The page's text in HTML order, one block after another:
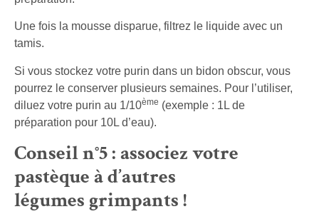
Une fois la mousse disparue, filtrez le liquide avec un
tamis.
Si vous stockez votre purin dans un bidon obscur, vous
pourrez le conserver plusieurs semaines. Pour l’utiliser,
diluez votre purin au 1/10ème (exemple : 1L de
préparation pour 10L d’eau).
Conseil n°5 : associez votre
pastèque à d’autres
légumes grimpants !